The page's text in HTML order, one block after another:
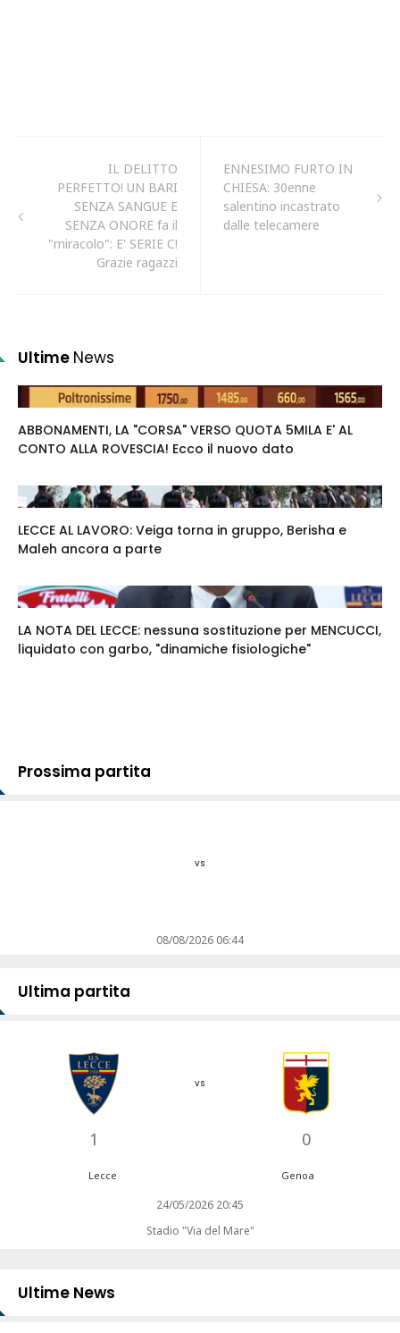
IL DELITTO
PERFETTO! UN BARI
SENZA SANGUE E
SENZA ONORE fa il
"miracolo": E' SERIE C!
Grazie ragazzi
ENNESIMO FURTO IN
CHIESA: 30enne
salentino incastrato
dalle telecamere
Ultime News
ABBONAMENTI, LA "CORSA" VERSO QUOTA 5MILA E' AL
CONTO ALLA ROVESCIA! Ecco il nuovo dato
LECCE AL LAVORO: Veiga torna in gruppo, Berisha e
Maleh ancora a parte
LA NOTA DEL LECCE: nessuna sostituzione per MENCUCCI,
liquidato con garbo, "dinamiche fisiologiche"
Prossima partita
vs
08/08/2026 06:44
Ultima partita
1
vs
0
Lecce Genoa
24/05/2026 20:45
Stadio "Via del Mare"
Ultime News